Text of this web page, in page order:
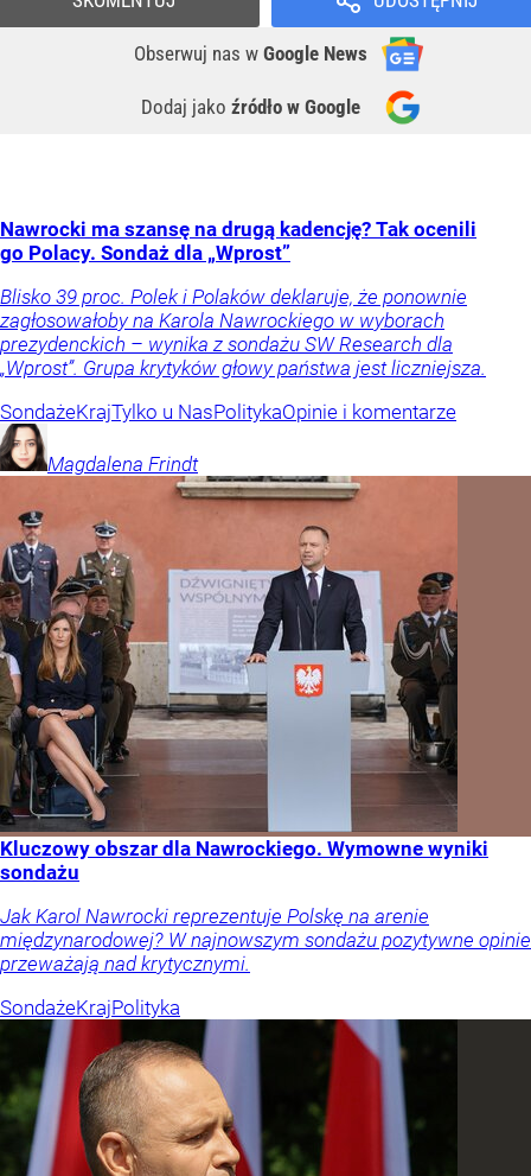
Obserwuj nas w Google News
Dodaj jako źródło w Google
Nawrocki ma szansę na drugą kadencję? Tak ocenili
go Polacy. Sondaż dla „Wprost”
Blisko 39 proc. Polek i Polaków deklaruje, że ponownie
zagłosowałoby na Karola Nawrockiego w wyborach
prezydenckich – wynika z sondażu SW Research dla
„Wprost”. Grupa krytyków głowy państwa jest liczniejsza.
SondażeKrajTylko u NasPolitykaOpinie i komentarze
Magdalena Frindt
Kluczowy obszar dla Nawrockiego. Wymowne wyniki
sondażu
Jak Karol Nawrocki reprezentuje Polskę na arenie
międzynarodowej? W najnowszym sondażu pozytywne opinie
przeważają nad krytycznymi.
SondażeKrajPolityka